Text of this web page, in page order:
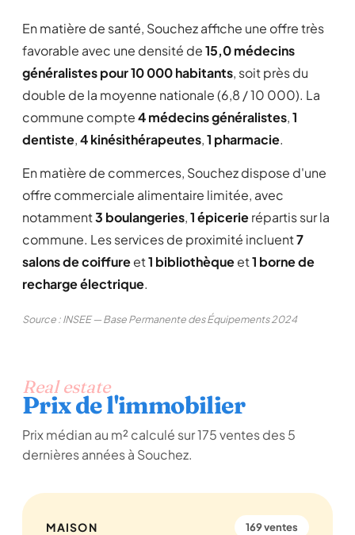
En matière de santé, Souchez affiche une offre très
favorable avec une densité de15,0 médecins
généralistes pour 10 000 habitants, soit près du
double de la moyenne nationale (6,8 / 10 000). La
commune compte4 médecins généralistes,1
dentiste,4 kinésithérapeutes,1 pharmacie.
En matière de commerces, Souchez dispose d'une
offre commerciale alimentaire limitée, avec
notamment3 boulangeries,1 épicerierépartis sur la
commune. Les services de proximité incluent7
salons de coiffureet1 bibliothèqueet1 borne de
recharge électrique.
Source : INSEE — Base Permanente des Équipements 2024
Real estate
Prix de l'immobilier
Prix médian au m² calculé sur 175 ventes des 5
dernières années à Souchez.
MAISON 169 ventes